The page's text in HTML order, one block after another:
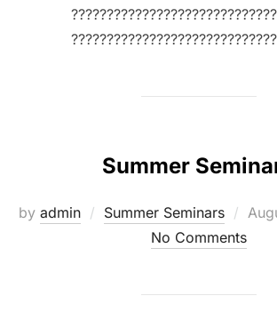
Summer
by admin Summer Seminars
No Comments